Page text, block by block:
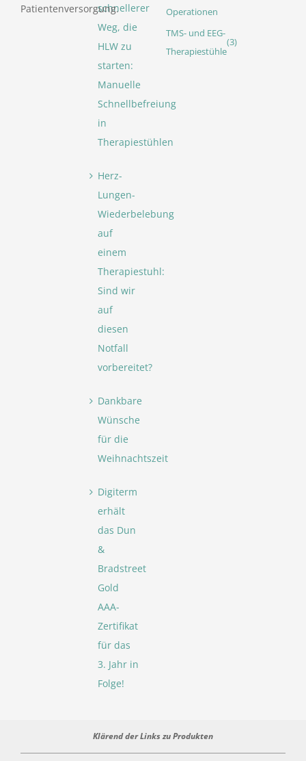
Patientenversorgung.schnellerer
Weg, die
HLW zu
starten:
Manuelle
Schnellbefreiung
in
Therapiestühlen
Herz-
Lungen-
Wiederbelebung
auf
einem
Therapiestuhl:
Sind wir
auf
diesen
Notfall
vorbereitet?
Dankbare
Wünsche
für die
Weihnachtszeit
Digiterm
erhält
das Dun
&
Bradstreet
Gold
AAA-
Zertifikat
für das
3. Jahr in
Folge!
Operationen
TMS- und EEG-
Therapiestühle
(3)
Klärend der Links zu Produkten